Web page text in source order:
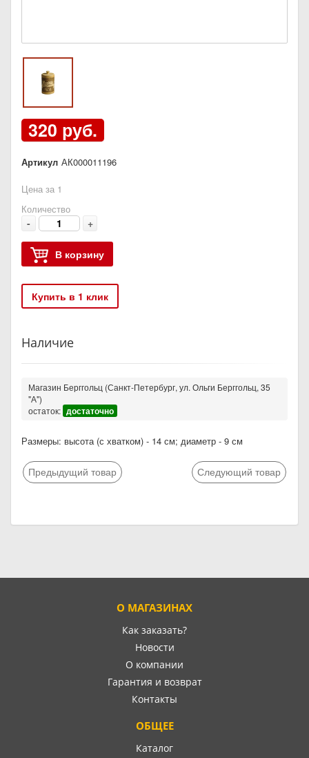
320 руб.
Артикул АК000011196
Цена за 1
Количество
- +
В корзину
Купить в 1 клик
Наличие
Магазин Берггольц (Санкт-Петербург, ул. Ольги Берггольц, 35
"А")
остаток: достаточно
Размеры: высота (с хватком) - 14 см; диаметр - 9 см
Предыдущий товар Следующий товар
О МАГАЗИНАХ
Как заказать?
Новости
О компании
Гарантия и возврат
Контакты
ОБЩЕЕ
Каталог